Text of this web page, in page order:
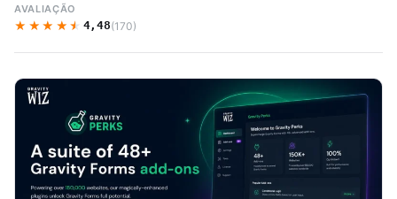
AVALIAÇÃO
★★★★★
★★★★★ 4,48(170)